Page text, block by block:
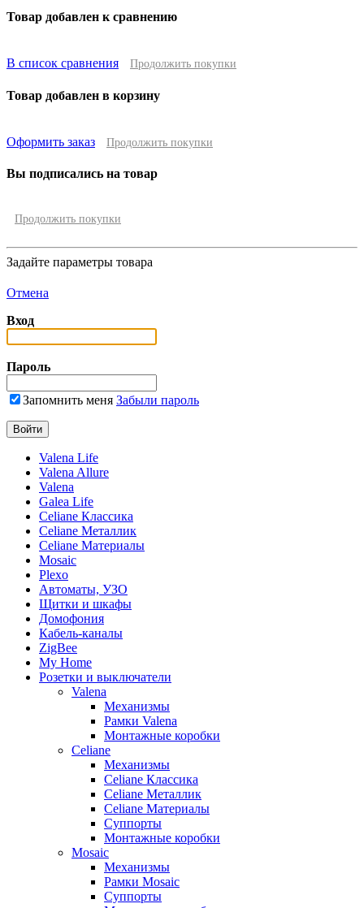
Товар добавлен к сравнению
В список сравнения Продолжить покупки
Товар добавлен в корзину
Оформить заказ Продолжить покупки
Вы подписались на товар
Продолжить покупки
Задайте параметры товара
Отмена
Вход
Пароль
Запомнить меня Забыли пароль
Valena Life
Valena Allure
Valena
Galea Life
Celiane Классика
Celiane Металлик
Celiane Материалы
Mosaic
Plexo
Автоматы, УЗО
Щитки и шкафы
Домофония
Кабель-каналы
ZigBee
My Home
Розетки и выключатели
Valena
Механизмы
Рамки Valena
Монтажные коробки
Celiane
Механизмы
Celiane Классика
Celiane Металлик
Celiane Материалы
Суппорты
Монтажные коробки
Mosaic
Механизмы
Рамки Mosaic
Суппорты